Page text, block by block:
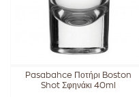
Pasabahce Ποτήρι Boston
Shot Σφηνάκι 40ml